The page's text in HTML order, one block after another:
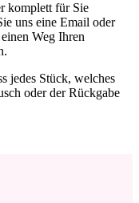
komplett für Sie
uns eine Email oder
Weg Ihren
jedes Stück, welches
oder der Rückgabe